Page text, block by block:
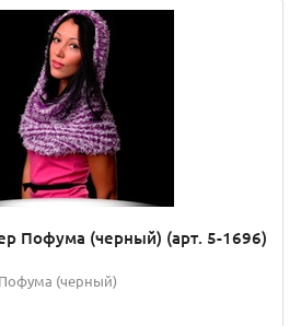
Пофума (черный) (арт. 5-1696)
(черный)